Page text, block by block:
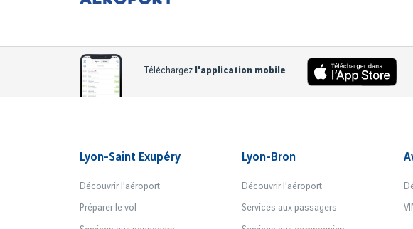
Téléchargez l'application mobile
Lyon-Saint Exupéry
Découvrir l'aéroport
Préparer le vol
Lyon-Bron
Découvrir l'aéroport
Services aux passagers